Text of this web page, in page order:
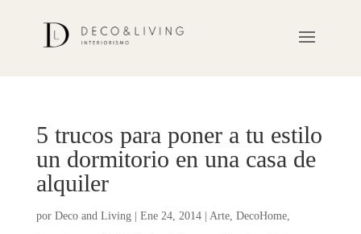
5 trucos para poner a tu estilo
un dormitorio en una casa de
alquiler
por Deco and Living| Ene 24, 2014| Arte, DecoHome,